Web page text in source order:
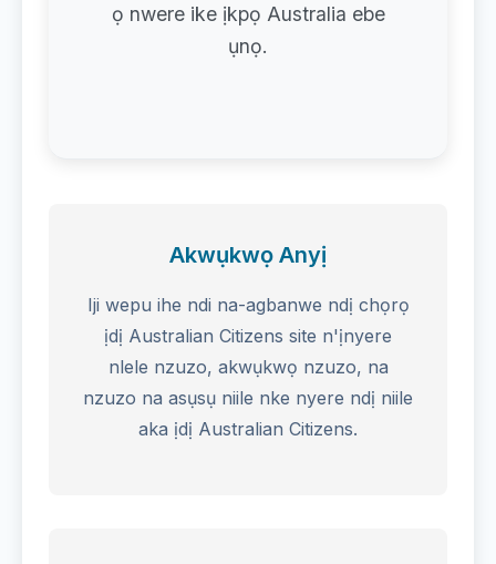
ọ nwere ike ịkpọ Australia ebe
ụnọ.
Akwụkwọ Anyị
Iji wepu ihe ndi na-agbanwe ndị chọrọ
ịdị Australian Citizens site n'ịnyere
nlele nzuzo, akwụkwọ nzuzo, na
nzuzo na asụsụ niile nke nyere ndị niile
aka ịdị Australian Citizens.